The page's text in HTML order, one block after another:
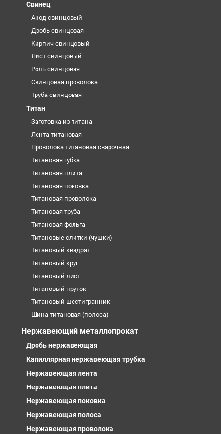
Свинец
Анод свинцовый
Дробь свинцовая
Кирпич свинцовый
Лист свинцовый
Роль свинцовая
Свинцовая проволока
Труба свинцовая
Титан
Заготовка из титана
Лента титановая
Проволока титановая сварочная
Титановая губка
Титановая плита
Титановая поковка
Титановая проволока
Титановая труба
Титановая фольга
Титановые слитки (чушки)
Титановый квадрат
Титановый круг
Титановый лист
Титановый пруток
Титановый шестигранник
Шина титановая (полоса)
Нержавеющий металлопрокат
Дробь нержавеющая
Капиллярная нержавеющая трубка
Нержавеющая лента
Нержавеющая плита
Нержавеющая поковка
Нержавеющая полоса
Нержавеющая проволока